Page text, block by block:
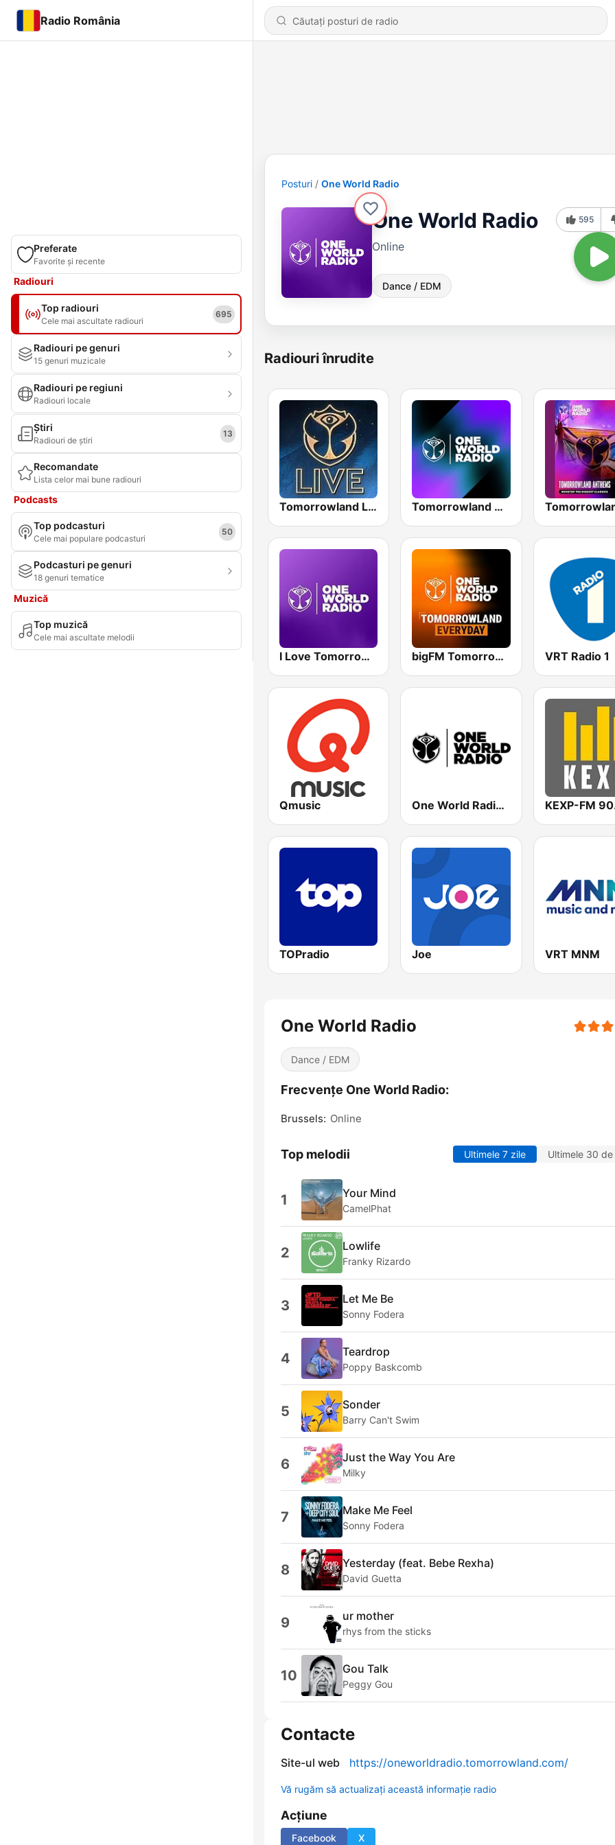
Radio România
Preferate
Favorite și recente
Radiouri
Top radiouri
Cele mai ascultate radiouri
695
Radiouri pe genuri
15 genuri muzicale
Radiouri pe regiuni
Radiouri locale
Știri
Radiouri de știri
13
Recomandate
Lista celor mai bune radiouri
Podcasts
Top podcasturi
Cele mai populare podcasturi
50
Podcasturi pe genuri
18 genuri tematice
Muzică
Top muzică
Cele mai ascultate melodii
Posturi One World Radio
One World Radio
Online
Dance / EDM
595
Radiouri înrudite
Tomorrowland Live Tomorrowland One World Radio UK
I Love Tomorrowland One World Radio bigFM Tomorrowland One World Radio VRT Radio 1
Qmusic One World Radio UK KEXP-FM
TOPradio Joe VRT MNM
One World Radio
Dance / EDM
Frecvențe One World Radio:
Brussels: Online
Top melodii Ultimele 7 zile Ultimele 30 de
1 Your Mind
CamelPhat
2 Lowlife
Franky Rizardo
3 Let Me Be
Sonny Fodera
4 Teardrop
Poppy Baskcomb
5 Sonder
Barry Can't Swim
6 Just the Way You Are
Milky
7 Make Me Feel
Sonny Fodera
8 Yesterday (feat. Bebe Rexha)
David Guetta
9 ur mother
rhys from the sticks
10 Gou Talk
Peggy Gou
Contacte
Site-ul web https://oneworldradio.tomorrowland.com/
Vă rugăm să actualizați această informație radio
Acțiune
Facebook X